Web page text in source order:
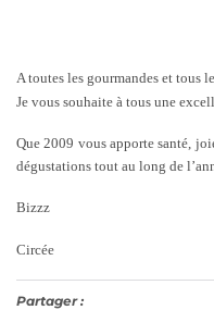
A toutes les gourmandes et tous
Je vous souhaite à tous une
Que 2009 vous apporte santé,
dégustations tout au long de
Bizzz
Circée
Partager :